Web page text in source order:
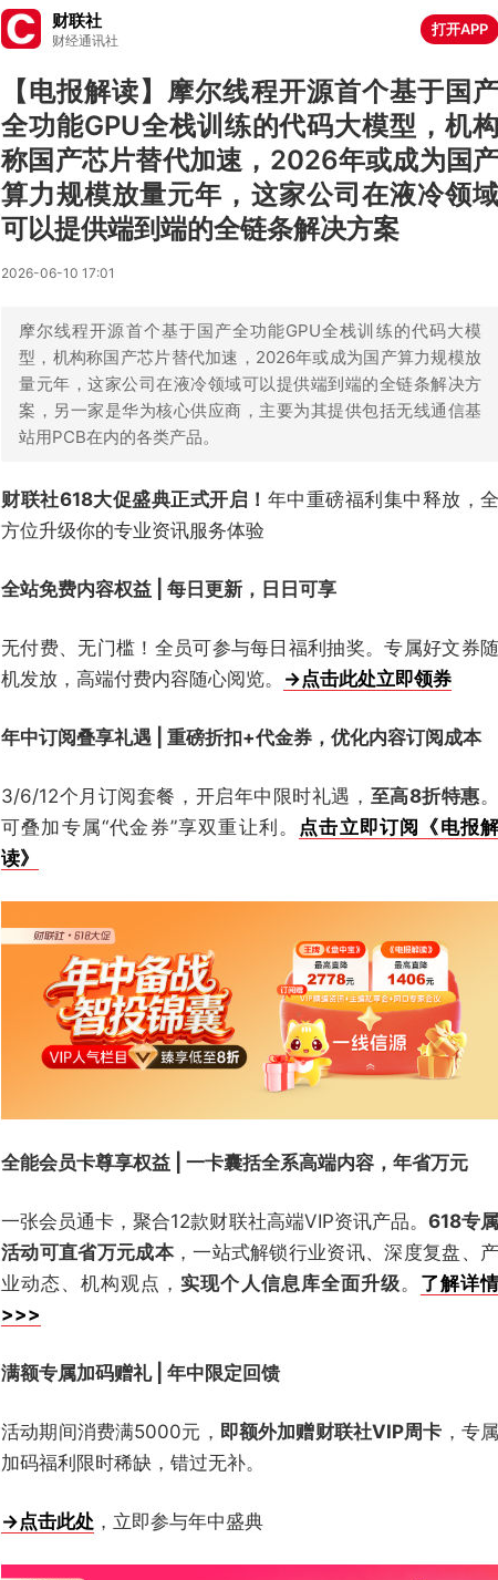
财联社
财经通讯社
打开APP
【电报解读】摩尔线程开源首个基于国产
全功能GPU全栈训练的代码大模型，机构
称国产芯片替代加速，2026年或成为国产
算力规模放量元年，这家公司在液冷领域
可以提供端到端的全链条解决方案
2026-06-10 17:01
摩尔线程开源首个基于国产全功能GPU全栈训练的代码大模
型，机构称国产芯片替代加速，2026年或成为国产算力规模放
量元年，这家公司在液冷领域可以提供端到端的全链条解决方
案，另一家是华为核心供应商，主要为其提供包括无线通信基
站用PCB在内的各类产品。
财联社618大促盛典正式开启！ 年中重磅福利集中释放，全
方位升级你的专业资讯服务体验
全站免费内容权益 | 每日更新，日日可享
无付费、无门槛！全员可参与每日福利抽奖。专属好文券随
机发放，高端付费内容随心阅览。 →点击此处立即领券
年中订阅叠享礼遇 | 重磅折扣+代金券，优化内容订阅成本
3/6/12个月订阅套餐，开启年中限时礼遇， 至高8折特惠
可叠加专属“代金券”享双重让利。 点击立即订阅《电报
读》
全能会员卡尊享权益 | 一卡囊括全系高端内容，年省万元
一张会员通卡，聚合12款财联社高端VIP资讯产品。 618专
活动可直省万元成本，一站式解锁行业资讯、深度复盘、
业动态、机构观点， 实现个人信息库全面升级。 了解详
>>>
满额专属加码赠礼 | 年中限定回馈
活动期间消费满5000元， 即额外加赠财联社VIP周卡 ，专
加码福利限时稀缺，错过无补。
→点击此处 ，立即参与年中盛典